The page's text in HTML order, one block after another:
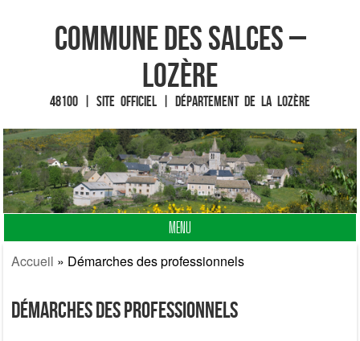
Commune des Salces –
Lozère
48100 | Site officiel | Département de la Lozère
MENU
Fin du contenu
Accueil » Démarches des professionnels
Démarches des professionnels